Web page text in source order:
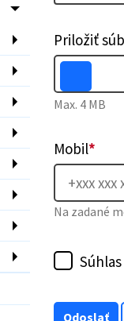
Priložiť
Max. 4 MB
Mobil*
Na zadané